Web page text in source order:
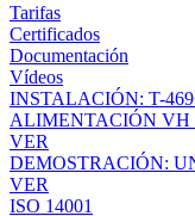
Tarifas
Certificados
Documentación
Vídeos
INSTALACIÓN: T-
ALIMENTACIÓN VH
VER
DEMOSTRACIÓN:
VER
ISO 14001